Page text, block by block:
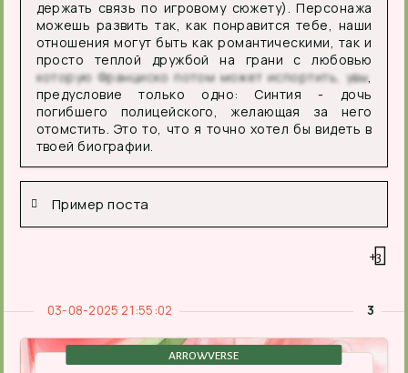
держать связь по игровому сюжету). Персонажа
можешь развить так, как понравится тебе, наши
отношения могут быть как романтическими, так и
просто теплой дружбой на грани с любовью
которую Франциско потом может испортить, увы,
предусловие только одно: Синтия - дочь
погибшего полицейского, желающая за него
отомстить. Это то, что я точно хотел бы видеть в
твоей биографии.
Пример поста
+3
3
03-08-2025 21:55:02
ARROWVERSE